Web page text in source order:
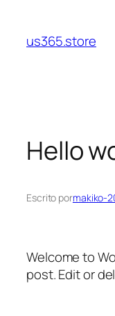
us365.store
Hello
Escrito pormakiko-
Welcome to
post. Edit or